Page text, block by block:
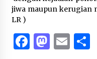
jiwa maupun kerugian
LR )
Facebook